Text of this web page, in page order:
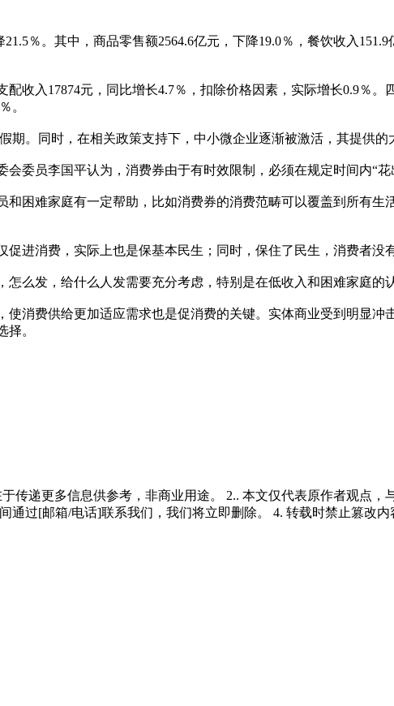
％。其中，商品零售额2564.6亿元，下降19.0％，餐饮收入
收入17874元，同比增长4.7％，扣除价格因素，实际增长0.9％
。
期。同时，在相关政策支持下，中小微企业逐渐被激活，其提供的
委员李国平认为，消费券由于有时效限制，必须在规定时间内“
困难家庭有一定帮助，比如消费券的消费范畴可以覆盖到所有
进消费，实际上也是保基本民生；同时，保住了民生，消费者没
么发，给什么人发需要充分考虑，特别是在低收入和困难家庭的
使消费供给更加适应需求也是促消费的关键。实体商业受到明显
择。
传递更多信息供参考，非商业用途。 2.. 本文仅代表原作者观点
通过[邮箱/电话]联系我们，我们将立即删除。 4. 转载时禁止篡改